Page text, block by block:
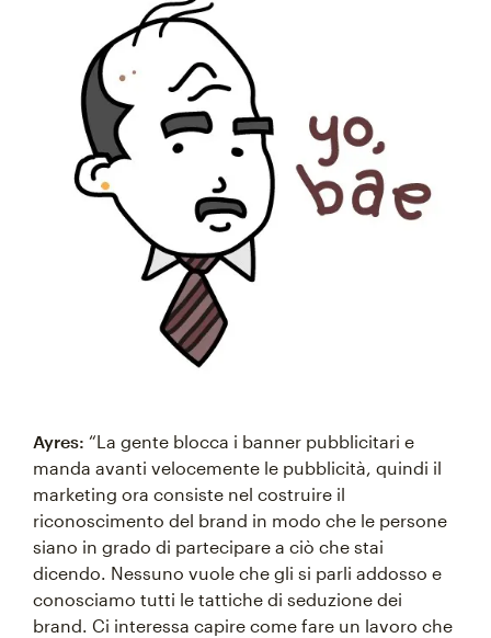
Ayres: “La gente blocca i banner pubblicitari e
manda avanti velocemente le pubblicità, quindi il
marketing ora consiste nel costruire il
riconoscimento del brand in modo che le persone
siano in grado di partecipare a ciò che stai
dicendo. Nessuno vuole che gli si parli addosso e
conosciamo tutti le tattiche di seduzione dei
brand. Ci interessa capire come fare un lavoro che